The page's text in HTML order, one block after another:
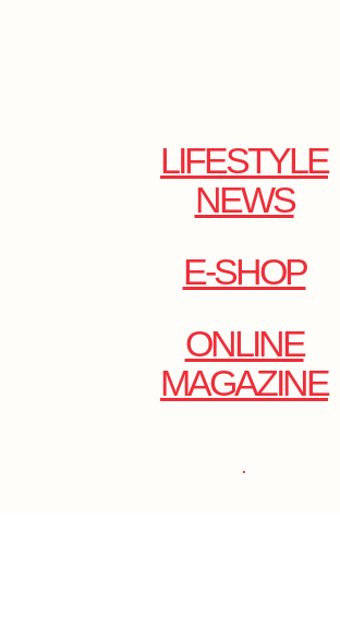
LIFESTYLE
NEWS
E-SHOP
ONLINE
MAGAZINE
.